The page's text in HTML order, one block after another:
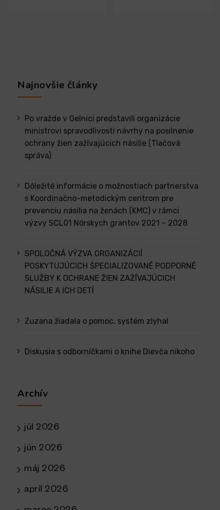
Najnovšie články
Po vražde v Gelnici predstavili organizácie
ministrovi spravodlivosti návrhy na posilnenie
ochrany žien zažívajúcich násilie (Tlačová
správa)
Dôležité informácie o možnostiach partnerstva
s Koordinačno-metodickým centrom pre
prevenciu násilia na ženách (KMC) v rámci
výzvy SCL01 Nórskych grantov 2021 – 2028
SPOLOČNÁ VÝZVA ORGANIZÁCIÍ
POSKYTUJÚCICH ŠPECIALIZOVANÉ PODPORNÉ
SLUŽBY K OCHRANE ŽIEN ZAŽÍVAJÚCICH
NÁSILIE A ICH DETÍ
Zuzana žiadala o pomoc, systém zlyhal
Diskusia s odborníčkami o knihe Dievča nikoho
Archív
júl 2026
jún 2026
máj 2026
apríl 2026